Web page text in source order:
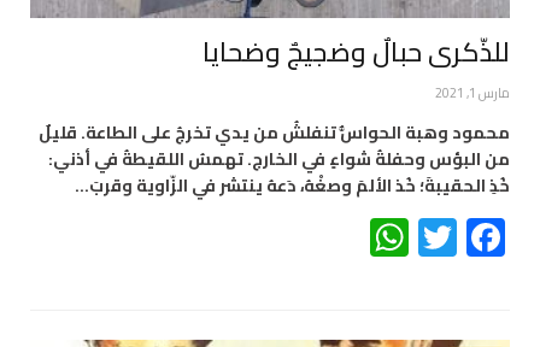
للذّكرى حبالٌ وضجيجٌ وضحايا
مارس 1, 2021
محمود وهبة الحواسُّ تنفلشُ من يدي تخرجُ على الطاعة. قليلٌ
من البؤس وحفلةُ شواءٍ في الخارج. تهمسُ اللقيطةُ في أذني:
خُذِ الحقيبةَ؛ خُذ الألمَ وصغْهُ، دَعهُ ينتشر في الزّاوية وقربَ…
Facebook
Twitter